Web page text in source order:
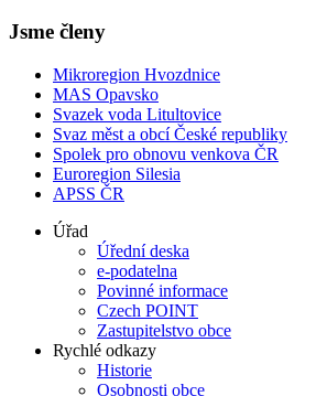
Jsme členy
Mikroregion Hvozdnice
MAS Opavsko
Svazek voda Litultovice
Svaz měst a obcí České republiky
Spolek pro obnovu venkova ČR
Euroregion Silesia
APSS ČR
Úřad
Úřední deska
e-podatelna
Povinné informace
Czech POINT
Zastupitelstvo obce
Rychlé odkazy
Historie
Osobnosti obce